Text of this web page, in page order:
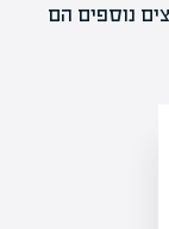
נוספים הם